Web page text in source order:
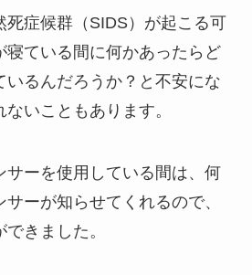
死症候群（SIDS）が起こる可
寝ている間に何かあったらど
いるんだろうか？と不安にな
いこともあります。
サーを使用している間は、何
ーが知らせてくれるので、
きました。